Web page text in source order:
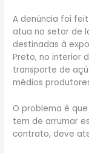
A denúncia foi
atua no setor de
destinadas à
Preto, no interior
transporte de
médios
O problema é
tem de arrumar
contrato, deve